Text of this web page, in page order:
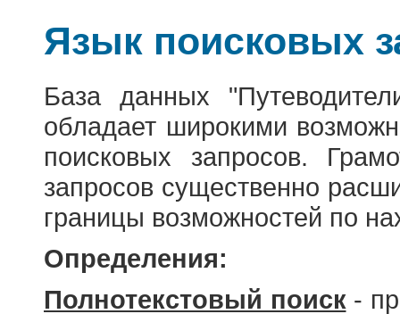
Язык поисковых
База данных
обладает широкими
поисковых запросов.
запросов существенно
границы возможностей по
Определения:
Полнотекстовый поиск-